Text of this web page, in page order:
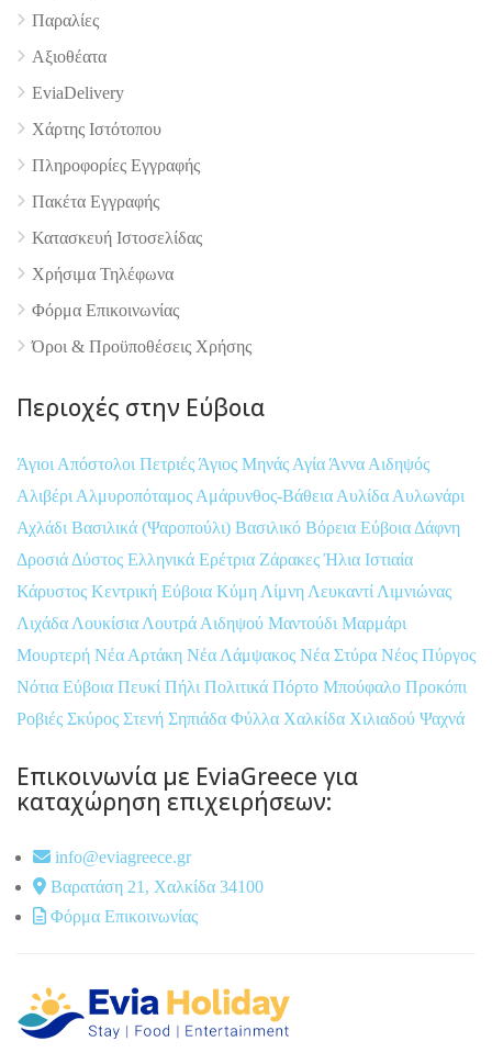
Παραλίες
Αξιοθέατα
EviaDelivery
Χάρτης Ιστότοπου
Πληροφορίες Εγγραφής
Πακέτα Εγγραφής
Κατασκευή Ιστοσελίδας
Χρήσιμα Τηλέφωνα
Φόρμα Επικοινωνίας
Όροι & Προϋποθέσεις Xρήσης
Περιοχές στην Εύβοια
Άγιοι Απόστολοι Πετριές Άγιος Μηνάς Αγία Άννα Αιδηψός
Αλιβέρι Αλμυροπόταμος Αμάρυνθος-Βάθεια Αυλίδα Αυλωνάρι
Αχλάδι Βασιλικά (Ψαροπούλι) Βασιλικό Βόρεια Εύβοια Δάφνη
Δροσιά Δύστος Ελληνικά Ερέτρια ΖάρακεςΉλια Ιστιαία
Κάρυστος Κεντρική Εύβοια Κύμη Λίμνη Λευκαντί Λιμνιώνας
Λιχάδα Λουκίσια Λουτρά Αιδηψού Μαντούδι Μαρμάρι
Μουρτερή Νέα Αρτάκη Νέα Λάμψακος Νέα Στύρα Νέος Πύργος
Νότια Εύβοια Πευκί Πήλι Πολιτικά Πόρτο Μπούφαλο Προκόπι
Ροβιές Σκύρος Στενή Σηπιάδα Φύλλα Χαλκίδα Χιλιαδού Ψαχνά
Επικοινωνία με EviaGreece για
καταχώρηση επιχειρήσεων:
info@eviagreece.gr
Βαρατάση 21, Χαλκίδα 34100
Φόρμα Επικοινωνίας